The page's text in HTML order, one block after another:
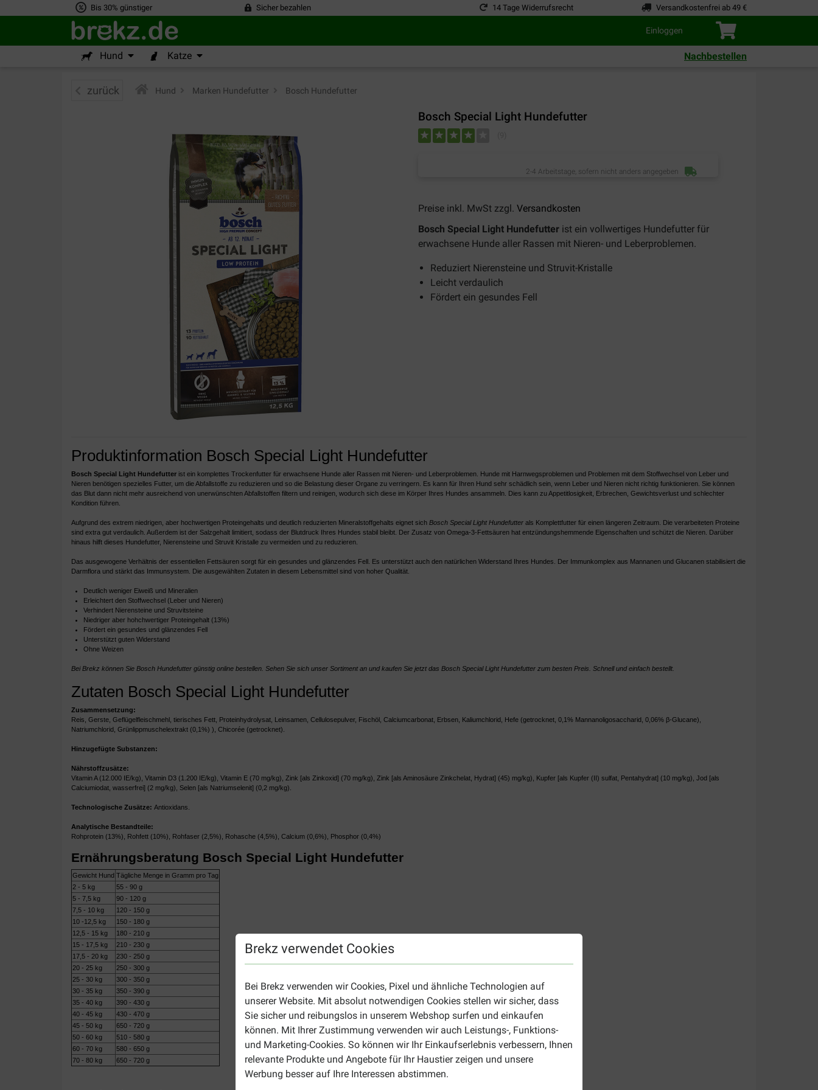
Bis 30% günstiger Sicher bezahlen 14 Tage Widerrufsrecht Versandkostenfrei ab 49 €
Einloggen
Hund Katze Nachbestellen
Brekz verwendet Cookies
Bei Brekz verwenden wir Cookies, Pixel und ähnliche Technologien auf
unserer Website. Mit absolut notwendigen Cookies stellen wir sicher, dass
Sie sicher und reibungslos in unserem Webshop surfen und einkaufen
können. Mit Ihrer Zustimmung verwenden wir auch Leistungs-, Funktions-
und Marketing-Cookies. So können wir Ihr Einkaufserlebnis verbessern, Ihnen
relevante Produkte und Angebote für Ihr Haustier zeigen und unsere
Werbung besser auf Ihre Interessen abstimmen.
zurück Hund Marken Hundefutter Bosch Hundefutter
Bosch Special Light Hundefutter
2-4 Arbeitstage, sofern nicht anders angegeben
Preise inkl. MwSt zzgl. Versandkosten
Bosch Special Light Hundefutter ist ein vollwertiges Hundefutter für
erwachsene Hunde aller Rassen mit Nieren- und Leberproblemen.
Reduziert Nierensteine und Struvit-Kristalle
Leicht verdaulich
Fördert ein gesundes Fell
Produktinformation Bosch Special Light Hundefutter
Bosch Special Light Hundefutter ist ein komplettes Trockenfutter für erwachsene Hunde aller Rassen mit Nieren- und Leberproblemen. Hunde mit Harnwegsproblemen und Problemen mit dem Stoffwechsel von Leber und
Nieren benötigen spezielles Futter, um die Abfallstoffe zu reduzieren und so die Belastung dieser Organe zu verringern. Es kann für Ihren Hund sehr schädlich sein, wenn Leber und Nieren nicht richtig funktionieren. Sie können
das Blut dann nicht mehr ausreichend von unerwünschten Abfallstoffen filtern und reinigen, wodurch sich diese im Körper Ihres Hundes ansammeln. Dies kann zu Appetitlosigkeit, Erbrechen, Gewichtsverlust und schlechter
Kondition führen.
Aufgrund des extrem niedrigen, aber hochwertigen Proteingehalts und deutlich reduzierten Mineralstoffgehalts eignet sich Bosch Special Light Hundefutter als Komplettfutter für einen längeren Zeitraum. Die verarbeiteten Proteine ​​
sind extra gut verdaulich. Außerdem ist der Salzgehalt limitiert, sodass der Blutdruck Ihres Hundes stabil bleibt. Der Zusatz von Omega-3-Fettsäuren hat entzündungshemmende Eigenschaften und schützt die Nieren. Darüber
hinaus hilft dieses Hundefutter, Nierensteine und Struvit Kristalle ​​zu vermeiden und zu reduzieren.
Das ausgewogene Verhältnis der essentiellen Fettsäuren sorgt für ein gesundes und glänzendes Fell. Es unterstützt auch den natürlichen Widerstand Ihres Hundes. Der Immunkomplex aus Mannanen und Glucanen stabilisiert die
Darmflora und stärkt das Immunsystem. Die ausgewählten Zutaten in diesem Lebensmittel sind von hoher Qualität.
Deutlich weniger Eiweiß und Mineralien
Erleichtert den Stoffwechsel (Leber und Nieren)
Verhindert Nierensteine und Struvitsteine
Niedriger aber hohchwertiger Proteingehalt (13%)
Fördert ein gesundes und glänzendes Fell
Unterstützt guten Widerstand
Ohne Weizen
Bei Brekz können Sie Bosch Hundefutter günstig online bestellen. Sehen Sie sich unser Sortiment an und kaufen Sie jetzt das Bosch Special Light Hundefutter zum besten Preis. Schnell und einfach bestellt.
Zutaten Bosch Special Light Hundefutter
Zusammensetzung:
Reis, Gerste, Geflügelfleischmehl, tierisches Fett, Proteinhydrolysat, Leinsamen, Cellulosepulver, Fischöl, Calciumcarbonat, Erbsen, Kaliumchlorid, Hefe (getrocknet, 0,1% Mannanoligosaccharid, 0,06% β-Glucane),
Natriumchlorid, Grünlippmuschelextrakt (0,1%) ), Chicorée (getrocknet).
Hinzugefügte Substanzen:
Nährstoffzusätze:
Vitamin A (12.000 IE/kg), Vitamin D3 (1.200 IE/kg), Vitamin E (70 mg/kg), Zink [als Zinkoxid] (70 mg/kg), Zink [als Aminosäure Zinkchelat, Hydrat] (45) mg/kg), Kupfer [als Kupfer (II) sulfat, Pentahydrat] (10 mg/kg), Jod [als
Calciumiodat, wasserfrei] (2 mg/kg), Selen [als Natriumselenit] (0,2 mg/kg).
Technologische Zusätze: Antioxidans.
Analytische Bestandteile:
Rohprotein (13%), Rohfett (10%), Rohfaser (2,5%), Rohasche (4,5%), Calcium (0,6%), Phosphor (0,4%)
Ernährungsberatung Bosch Special Light Hundefutter
Gewicht Hund Tägliche Menge in Gramm pro Tag
2 - 5 kg
55 - 90 g
5 - 7,5 kg
90 - 120 g
7,5 - 10 kg
120 - 150 g
10 -12,5 kg
150 - 180 g
12,5 - 15 kg
180 - 210 g
15 - 17,5 kg
210 - 230 g
17,5 - 20 kg
230 - 250 g
20 - 25 kg
250 - 300 g
25 - 30 kg
300 - 350 g
30 - 35 kg
350 - 390 g
35 - 40 kg
390 - 430 g
40 - 45 kg
430 - 470 g
45 - 50 kg
650 - 720 g
50 - 60 kg
510 - 580 g
60 - 70 kg
580 - 650 g
70 - 80 kg
650 - 720 g